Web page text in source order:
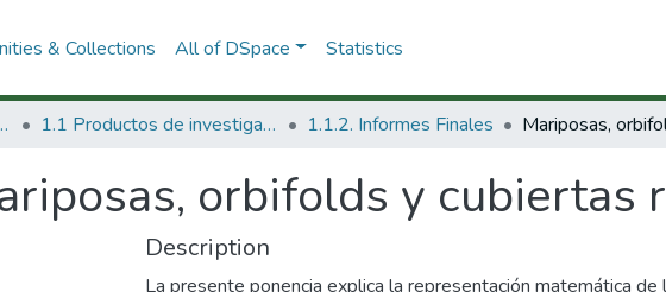
& Collections All of DSpace Statistics
Públicos 1.1 Productos de investigación 1.1.2. Informes Finales
orbifolds y cubiertas
Description
La presente ponencia explica la representación matemática